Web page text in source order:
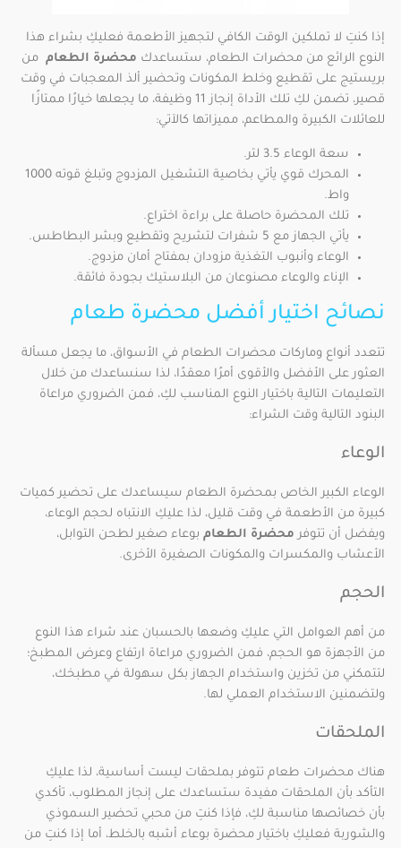
إذا كنتِ لا تملكين الوقت الكافي لتجهيز الأطعمة فعليكِ بشراء هذا
النوع الرائع من محضرات الطعام، ستساعدك محضرة الطعام من
بريستيج على تقطيع وخلط المكونات وتحضير ألذ المعجبات في وقت
قصير، تضمن لكِ تلك الأداة إنجاز 11 وظيفة، ما يجعلها خيارًا ممتازًا
للعائلات الكبيرة والمطاعم، مميزاتها كالآتي:
سعة الوعاء 3.5 لتر.
المحرك قوي يأتي بخاصية التشغيل المزدوج وتبلغ قوته 1000
واط.
تلك المحضرة حاصلة على براءة اختراع.
يأتي الجهاز مع 5 شفرات لتشريح وتقطيع وبشر البطاطس.
الوعاء وأنبوب التغذية مزودان بمفتاح أمان مزدوج.
الإناء والوعاء مصنوعان من البلاستيك بجودة فائقة.
نصائح اختيار أفضل محضرة طعام
تتعدد أنواع وماركات محضرات الطعام في الأسواق، ما يجعل مسألة
العثور على الأفضل والأقوى أمرًا معقدًا، لذا سنساعدك من خلال
التعليمات التالية باختيار النوع المناسب لكِ، فمن الضروري مراعاة
البنود التالية وقت الشراء:
الوعاء
الوعاء الكبير الخاص بمحضرة الطعام سيساعدك على تحضير كميات
كبيرة من الأطعمة في وقت قليل، لذا عليكِ الانتباه لحجم الوعاء،
ويفضل أن تتوفر محضرة الطعام بوعاء صغير لطحن التوابل،
الأعشاب والمكسرات والمكونات الصغيرة الأخرى.
الحجم
من أهم العوامل التي عليكِ وضعها بالحسبان عند شراء هذا النوع
من الأجهزة هو الحجم، فمن الضروري مراعاة ارتفاع وعرض المطبخ؛
لتتمكني من تخزين واستخدام الجهاز بكل سهولة في مطبخك،
ولتضمنين الاستخدام العملي لها.
الملحقات
هناك محضرات طعام تتوفر بملحقات ليست أساسية، لذا عليكِ
التأكد بأن الملحقات مفيدة ستساعدك على إنجاز المطلوب، تأكدي
بأن خصائصها مناسبة لكِ، فإذا كنتِ من محبي تحضير السموذي
والشوربة فعليكِ باختيار محضرة بوعاء أشبه بالخلط، أما إذا كنتِ من